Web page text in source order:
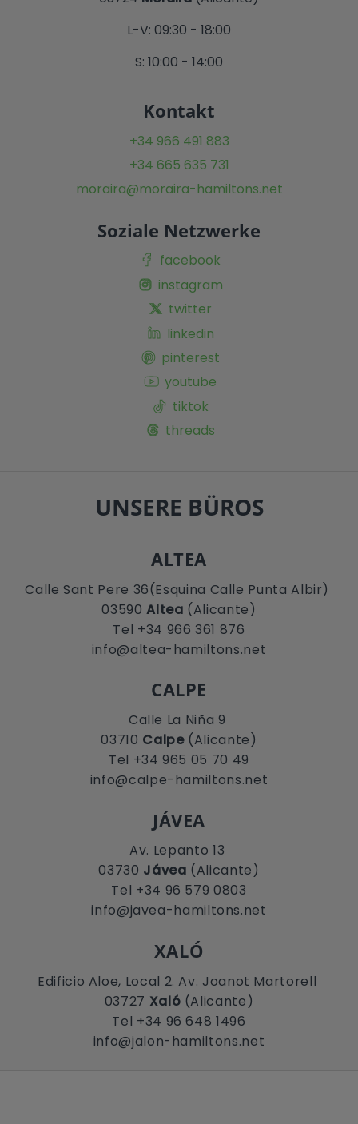
L-V: 09:30 - 18:00
S: 10:00 - 14:00
Kontakt
+34 966 491 883
+34 665 635 731
moraira@moraira-hamiltons.net
Soziale Netzwerke
facebook
instagram
twitter
linkedin
pinterest
youtube
tiktok
threads
UNSERE BÜROS
ALTEA
Calle Sant Pere 36(Esquina Calle Punta Albir)
03590Altea (Alicante)
Tel +34 966 361 876
info@altea-hamiltons.net
CALPE
Calle La Niña 9
03710 Calpe(Alicante)
Tel +34 965 05 70 49
info@calpe-hamiltons.net
JÁVEA
Av. Lepanto 13
03730 Jávea (Alicante)
Tel +34 96 579 0803
info@javea-hamiltons.net
XALÓ
Edificio Aloe, Local 2. Av. Joanot Martorell
03727 Xaló (Alicante)
Tel +34 96 648 1496
info@jalon-hamiltons.net